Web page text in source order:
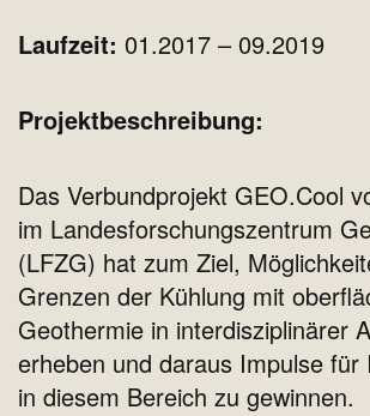
Laufzeit: 01.2017 – 09.2019
Projektbeschreibung:
Das Verbundprojekt GEO.Cool
im Landesforschungszentrum
(LFZG) hat zum Ziel,
Grenzen der Kühlung mit
Geothermie in interdisziplinärer
erheben und daraus Impulse für
in diesem Bereich zu gewinnen.